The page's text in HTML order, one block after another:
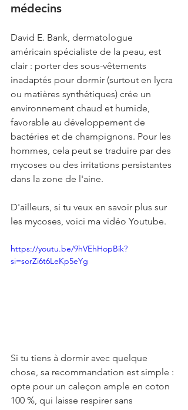
médecins
David E. Bank, dermatologue
américain spécialiste de la peau, est
clair : porter des sous-vêtements
inadaptés pour dormir (surtout en lycra
ou matières synthétiques) crée un
environnement chaud et humide,
favorable au développement de
bactéries et de champignons. Pour les
hommes, cela peut se traduire par des
mycoses ou des irritations persistantes
dans la zone de l'aine.
D'ailleurs, si tu veux en savoir plus sur
les mycoses, voici ma vidéo Youtube.
https://youtu.be/9hVEhHopBik?
si=sorZi6t6LeKp5eYg
Si tu tiens à dormir avec quelque
chose, sa recommandation est simple :
opte pour un caleçon ample en coton
100 %, qui laisse respirer sans